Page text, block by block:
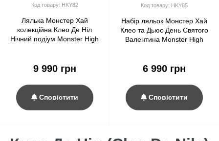
Код товару: HKY82
Лялька Монстер Хай
колекційна Клео Де Ніл
Нічний подіум Monster High
Mattel
9 990 грн
Сповістити
Код товару: HKY85
Набір ляльок Монстер Хай
Клео та Дьюс День Святого
Валентина Monster High
Edition Valentine’s Day
6 990 грн
Сповістити